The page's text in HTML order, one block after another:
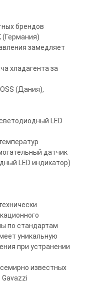
брендов
(Германия)
замедляет
хладагента за
(Дания),
LED
датчик
LED индикатор)
по стандартам
уникальную
при устранении
известных